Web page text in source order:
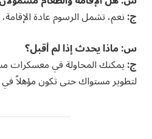
ج:نعم، تشمل الرسوم عادة
س: ماذا يحدث إذا لم أقبل؟
ج:يمكنك المحاولة في معسكرات
لتطوير مستواك حتى تكون مؤهلاً في